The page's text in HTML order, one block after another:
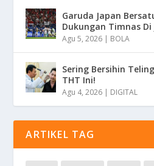
Garuda Japan
Dukungan Timnas Di
Agu 5, 2026 | BOLA
Sering Bersihin
THT Ini!
Agu 4, 2026 | DIGITAL
ARTIKEL TAG